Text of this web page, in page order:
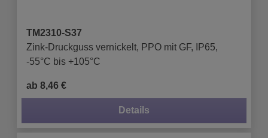
TM2310-S37
Zink-Druckguss vernickelt, PPO mit GF, IP65,
-55°C bis +105°C
ab 8,46 €
Details